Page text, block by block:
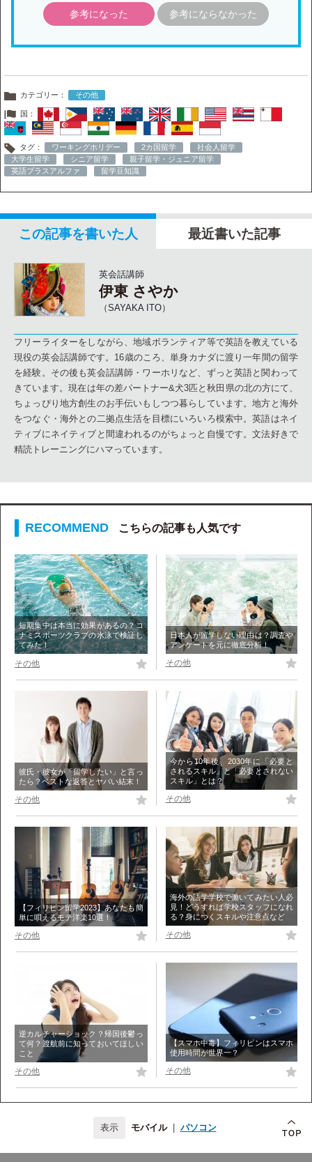
参考になった 参考にならなかった
カテゴリー： その他
国：
タグ： ワーキングホリデー 2カ国留学
社会人留学
大学生留学
シニア留学
親子留学・ジュニア留学
英語プラスアルファ
留学豆知識
この記事を書いた人 最近書いた記事
英会話講師
伊東 さやか
（SAYAKA ITO）
フリーライターをしながら、地域ボランティア等で英語を教えている
現役の英会話講師です。16歳のころ、単身カナダに渡り一年間の留学
を経験。その後も英会話講師・ワーホリなど、ずっと英語と関わって
きています。現在は年の差パートナー&犬3匹と秋田県の北の方にて、
ちょっぴり地方創生のお手伝いもしつつ暮らしています。地方と海外
をつなぐ・海外との二拠点生活を目標にいろいろ模索中。英語はネイ
ティブにネイティブと間違われるのがちょっと自慢です。文法好きで
精読トレーニングにハマっています。
こちらの記事も人気です
短期集中は本当に効果があるの？コ
ナミスポーツクラブの水泳で検証し
てみた！
その他
日本人が留学しない理由は？調査や
アンケートを元に徹底分析！
その他
彼氏・彼女が「留学したい」と言っ
たら？ベストな返答とヤバい結末！
その他
今から10年後、2030年に「必要と
されるスキル」と「必要とされない
スキル」とは？
その他
【フィリピン留学2023】あなたも簡
単に唄えるモテ洋楽10選！
その他
海外の語学学校で働いてみたい人必
見！どうすれば学校スタッフになれ
る？身につくスキルや注意点など
その他
逆カルチャーショック？帰国後鬱っ
て何？渡航前に知っておいてほしい
こと
その他
【スマホ中毒】フィリピンはスマホ
使用時間が世界一？
その他
モバイル パソコン